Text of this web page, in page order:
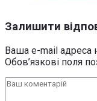
Залишити
Ваша e-mail адреса
Обов’язкові поля